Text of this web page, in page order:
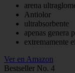
arena
Antiolor
ultrabsorbente
apenas genera
extremamente
Ver en Amazon
Bestseller No. 4